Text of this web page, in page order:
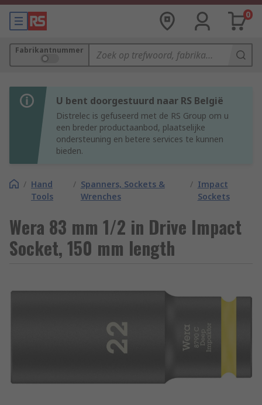
0
Fabrikantnummer
U bent doorgestuurd naar RS België
Distrelec is gefuseerd met de RS Group om u
een breder productaanbod, plaatselijke
ondersteuning en betere services te kunnen
bieden.
/ Hand
Tools
/ Spanners, Sockets &
Wrenches
/ Impact
Sockets
Wera 83 mm 1/2 in Drive Impact
Socket, 150 mm length